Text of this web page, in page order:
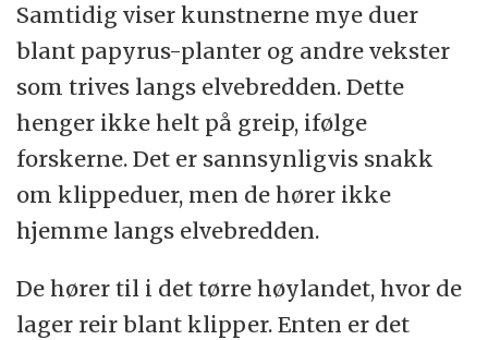
Samtidig viser kunstnerne mye duer
blant papyrus-planter og andre vekster
som trives langs elvebredden. Dette
henger ikke helt på greip, ifølge
forskerne. Det er sannsynligvis snakk
om klippeduer, men de hører ikke
hjemme langs elvebredden.
De hører til i det tørre høylandet, hvor de
lager reir blant klipper. Enten er det